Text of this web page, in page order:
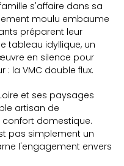
s'affaire dans sa
moulu embaume
préparent leur
tableau idyllique, un
en silence pour
: la VMC double flux.
et ses paysages
artisan de
domestique.
pas simplement un
l'engagement envers